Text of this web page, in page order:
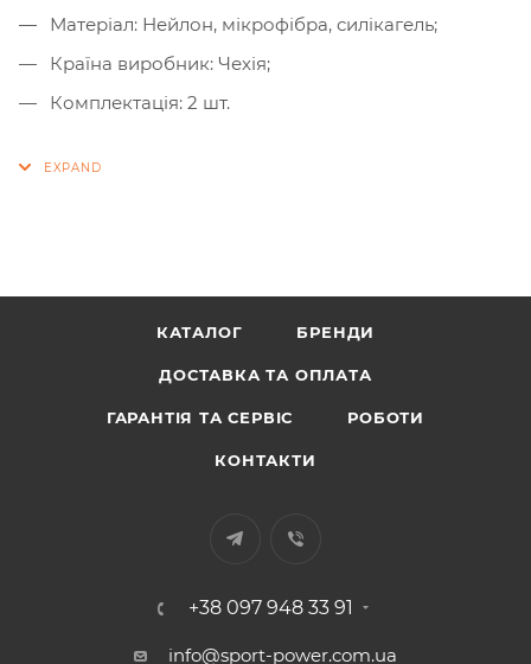
Матеріал: Нейлон, мікрофібра, силікагель;
Країна виробник: Чехія;
Комплектація: 2 шт.
КАТАЛОГ БРЕНДИ
ДОСТАВКА ТА ОПЛАТА
ГАРАНТІЯ ТА СЕРВІС РОБОТИ
КОНТАКТИ
+38 097 948 33 91
info@sport-power.com.ua